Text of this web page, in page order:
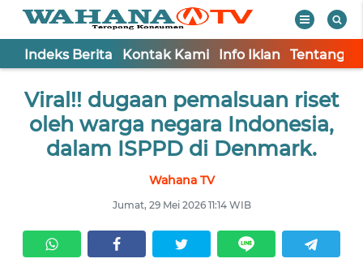
Indeks Berita Kontak Kami Info Iklan Tentang
Viral!! dugaan pemalsuan riset
oleh warga negara Indonesia,
dalam ISPPD di Denmark.
Wahana TV
Jumat, 29 Mei 2026 11:14 WIB
TV
Tutup
KONTAK
KAMI